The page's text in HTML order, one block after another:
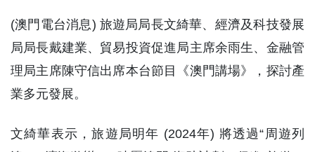
(澳門電台消息) 旅遊局局長文綺華、經濟及科技發展
局局長戴建業、貿易投資促進局主席余雨生、金融管
理局主席陳守信出席本台節目《澳門講場》，探討產
業多元發展。
文綺華表示，旅遊局明年 (2024年) 將透過“周遊列